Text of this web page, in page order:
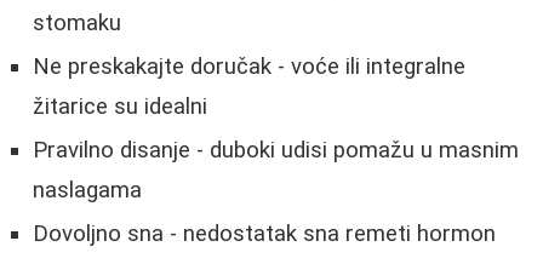
stomaku
Ne preskakajte doručak - voće ili integralne
žitarice su idealni
Pravilno disanje - duboki udisi pomažu u masnim
naslagama
Dovoljno sna - nedostatak sna remeti hormon